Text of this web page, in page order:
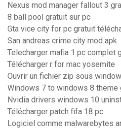
Nexus mod manager fallout 3
8 ball pool gratuit sur pc
Gta vice city for pc gratuit
San andreas crime city mod apk
Telecharger mafia 1 pc complet
Télécharger r for mac yosemite
Ouvrir un fichier zip sous
Windows 7 to windows 8 theme
Nvidia drivers windows 10
Télécharger patch fifa 18 pc
Logiciel comme malwarebytes